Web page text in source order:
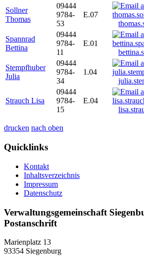
Sollner
Thomas
09444
9784-
53
E.07
Spannrad
Bettina
09444
9784-
11
E.01
Stempfhuber
Julia
09444
9784-
34
1.04
Strauch Lisa
09444
9784-
15
E.04
drucken nach oben
Quicklinks
Kontakt
Inhaltsverzeichnis
Impressum
Datenschutz
Verwaltungsgemeinschaft
Postanschrift
Marienplatz 13
93354 Siegenburg